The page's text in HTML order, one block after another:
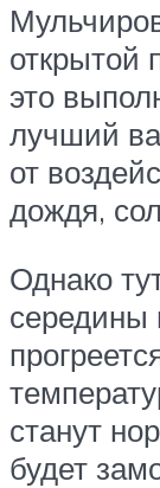
открытой
это
лучший
от
дождя,
Однако
середины
станут
будет